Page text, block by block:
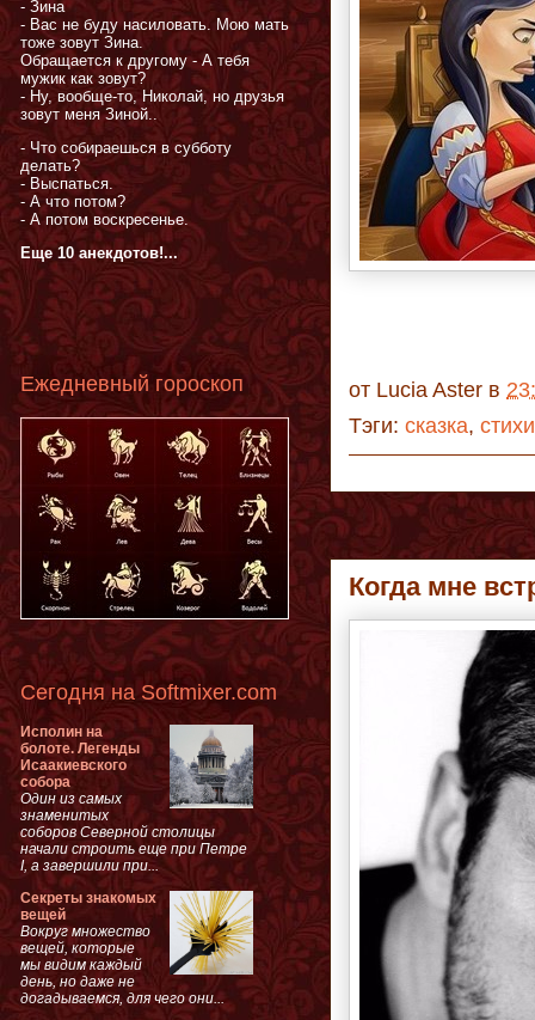
от Lucia Aster в
Тэги: сказка, стихи
Когда мне
- Зина
- Вас не буду насиловать. Мою мать
тоже зовут Зина.
Обращается к другому - А тебя
мужик как зовут?
- Ну, вообще-то, Николай, но друзья
зовут меня Зиной..
- Что собираешься в субботу
делать?
- Выспаться.
- А что потом?
- А потом воскресенье.
Еще 10 анекдотов!...
Ежедневный гороскоп
Сегодня на Softmixer.com
Исполин на
болоте. Легенды
Исаакиевского
собора
Один из самых
знаменитых
соборов Северной столицы
начали строить еще при Петре
I, а завершили при...
Секреты знакомых
вещей
Вокруг множество
вещей, которые
мы видим каждый
день, но даже не
догадываемся, для чего они...